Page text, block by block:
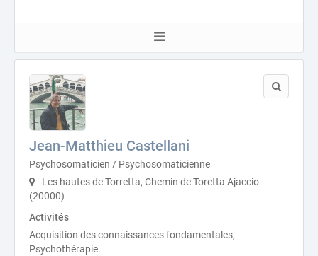
Jean-Matthieu Castellani
Psychosomaticien / Psychosomaticienne
Les hautes de Torretta, Chemin de Toretta Ajaccio
(20000)
Activités
Acquisition des connaissances fondamentales,
Psychothérapie.